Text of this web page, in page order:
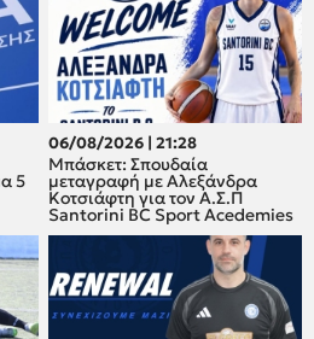
5
06/08/2026 | 21:28
Μπάσκετ: Σπουδαία
μεταγραφή με Αλεξάνδρα
Κοτσιάφτη για τον A.Σ.Π
Santorini BC Sport Acedemies